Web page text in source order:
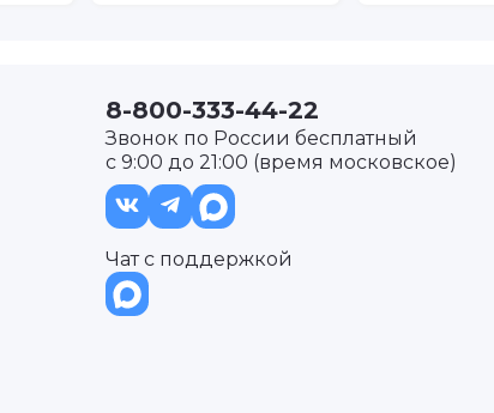
8-800-333-44-22
Звонок по России бесплатный
с 9:00 до 21:00 (время московское)
Чат с поддержкой